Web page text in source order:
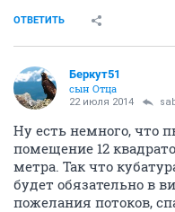
ОТВЕТИТЬ
Беркут51
сын Отца
22 июля 2014
Ну есть немного, что
помещение 12
метра. Так что
будет обязательно в
пожелания потоков,